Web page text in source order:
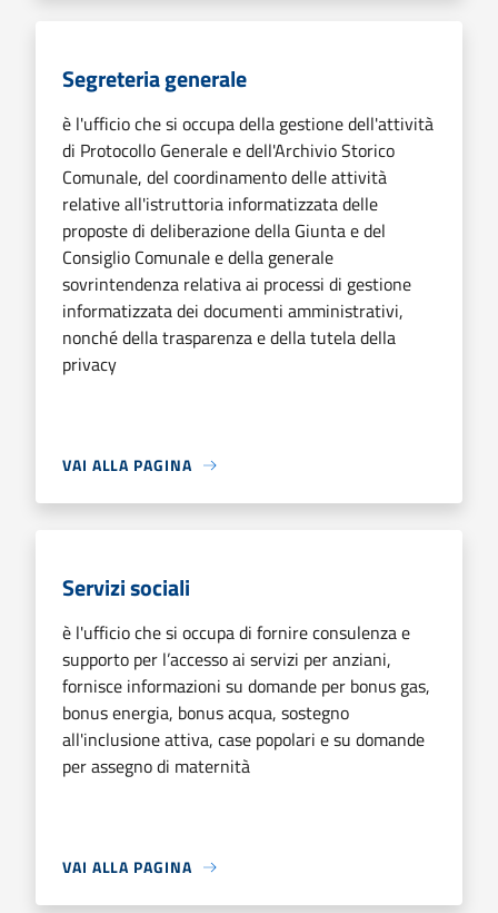
Segreteria generale
è l'ufficio che si occupa della gestione dell'attività
di Protocollo Generale e dell'Archivio Storico
Comunale, del coordinamento delle attività
relative all'istruttoria informatizzata delle
proposte di deliberazione della Giunta e del
Consiglio Comunale e della generale
sovrintendenza relativa ai processi di gestione
informatizzata dei documenti amministrativi,
nonché della trasparenza e della tutela della
privacy
VAI ALLA PAGINA
Servizi sociali
è l'ufficio che si occupa di fornire consulenza e
supporto per l’accesso ai servizi per anziani,
fornisce informazioni su domande per bonus gas,
bonus energia, bonus acqua, sostegno
all'inclusione attiva, case popolari e su domande
per assegno di maternità
VAI ALLA PAGINA